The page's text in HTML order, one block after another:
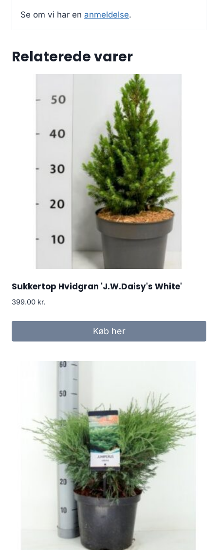
Se om vi har en anmeldelse.
Relaterede varer
Sukkertop Hvidgran 'J.W.Daisy's White'
399.00 kr.
Køb her